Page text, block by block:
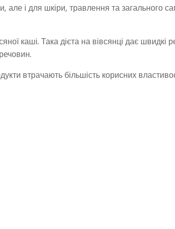
і для шкіри, травлення та загального
каші. Така дієта на вівсянці дає швидкі
втрачають більшість корисних